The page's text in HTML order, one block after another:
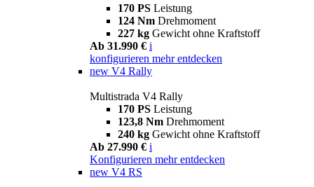
170 PS Leistung
124 Nm Drehmoment
227 kg Gewicht ohne Kraftstoff
Ab 31.990 € i
konfigurieren mehr entdecken
new V4 Rally
Multistrada V4 Rally
170 PS Leistung
123,8 Nm Drehmoment
240 kg Gewicht ohne Kraftstoff
Ab 27.990 € i
Konfigurieren mehr entdecken
new V4 RS